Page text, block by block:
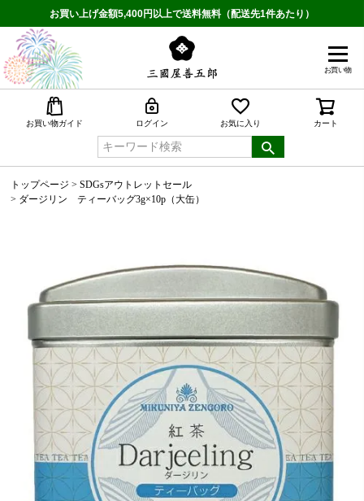
お買い上げ金額5,400円以上で送料無料（配送先1件あたり）
お買い物
お買い物ガイド ログイン お気に入り カート
トップページ
SDGsアウトレットセール
ダージリン ティーバッグ3g×10p（大缶）